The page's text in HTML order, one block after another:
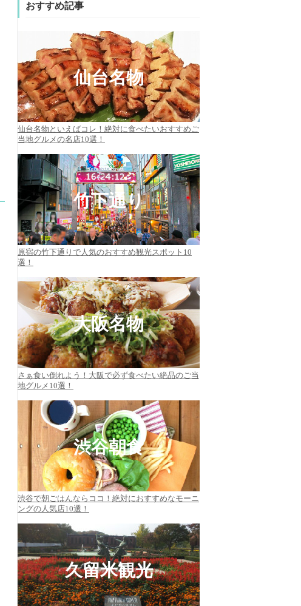
おすすめ記事
仙台名物
仙台名物といえばコレ！絶対に食べたいおすすめご
当地グルメの名店10選！
竹下通り
原宿の竹下通りで人気のおすすめ観光スポット10
選！
大阪名物
さぁ食い倒れよう！大阪で必ず食べたい絶品のご当
地グルメ10選！
渋谷朝食
渋谷で朝ごはんならココ！絶対におすすめなモーニ
ングの人気店10選！
久留米観光